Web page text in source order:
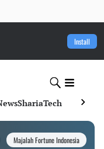
Install
ShariaTech
Majalah Fortune Indonesia